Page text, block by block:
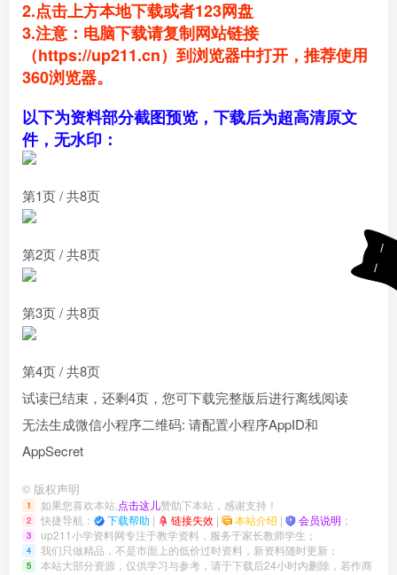
2.点击上方本地下载或者123网盘
3.注意：电脑下载请复制网站链接
（https://up211.cn）到浏览器中打开，推荐使用
360浏览器。
以下为资料部分截图预览，下载后为超高清原文
件，无水印：
第1页 / 共8页
第2页 / 共8页
第3页 / 共8页
第4页 / 共8页
试读已结束，还剩4页，您可下载完整版后进行离线阅读
无法生成微信小程序二维码: 请配置小程序AppID和
AppSecret
© 版权声明
1 如果您喜欢本站, 点击这儿赞助下本站，感谢支持！
2 快捷导航： 下载帮助 | 链接失效 | 本站介绍 | 会员说明 ；
3 up211小学资料网专注于教学资料，服务于家长教师学生；
4 我们只做精品，不是市面上的低价过时资料，新资料随时更新；
5
本站大部分资源，仅供学习与参考，请于下载后24小时内删除，若作商